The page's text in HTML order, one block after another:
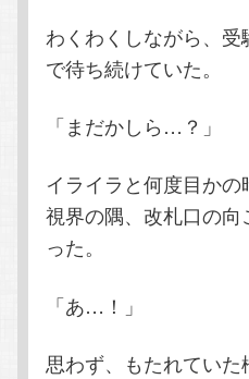
わくわくしながら、
で待ち続けていた。
「まだかしら…？」
イライラと何度目か
視界の隅、改札口の
った。
「あ…！」
思わず、もたれていた